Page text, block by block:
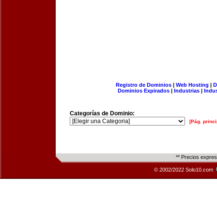
Registro de Dominios| Web Hosting |
Dominios Expirados | Industrias |
Categorías de Dominio:
[Pág.
** Precios
© 2002/2022 Solo10.com